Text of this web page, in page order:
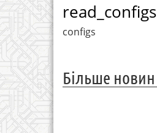
read_configs
configs
Більше новин